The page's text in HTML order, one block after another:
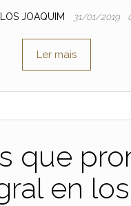
JOAQUIM 31/01/2019
Ler mais
que
en